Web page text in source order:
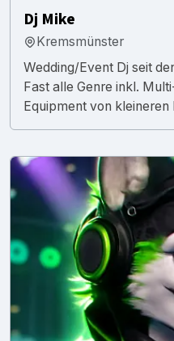
Dj Mike
Kremsmünster
Wedding/Event Dj seit
Fast alle Genre inkl.
Equipment von kleineren